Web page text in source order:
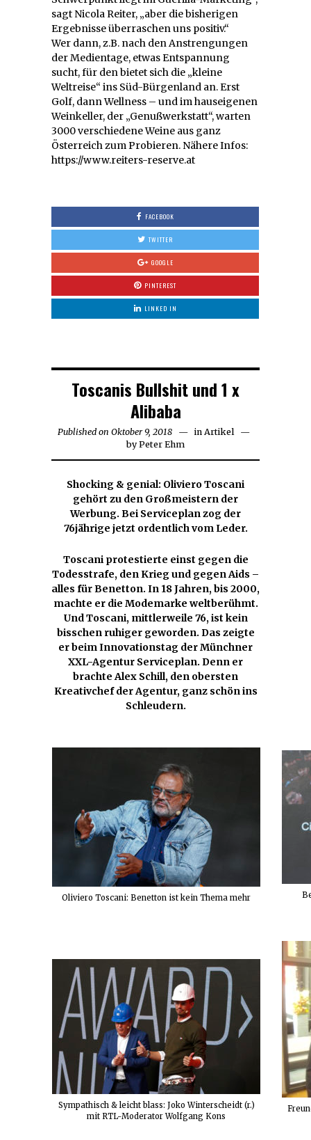
sagt Nicola Reiter, „aber die bisherigen
Ergebnisse überraschen uns positiv.“
Wer dann, z.B. nach den Anstrengungen
der Medientage, etwas Entspannung
sucht, für den bietet sich die „kleine
Weltreise“ ins Süd-Bürgenland an. Erst
Golf, dann Wellness – und im hauseigenen
Weinkeller, der „Genußwerkstatt“, warten
3000 verschiedene Weine aus ganz
Österreich zum Probieren. Nähere Infos:
https://www.reiters-reserve.at
FACEBOOK
TWITTER
GOOGLE
PINTEREST
LINKED IN
Toscanis Bullshit und 1 x
Alibaba
Published on Oktober 9, 2018Oktober
29,
2018
in Artikel
byPeter Ehm
Shocking & genial: Oliviero Toscani
gehört zu den Großmeistern der
Werbung. Bei Serviceplan zog der
76jährige jetzt ordentlich vom Leder.
Toscani protestierte einst gegen die
Todesstrafe, den Krieg und gegen Aids –
alles für Benetton. In 18 Jahren, bis 2000,
machte er die Modemarke weltberühmt.
Und Toscani, mittlerweile 76, ist kein
bisschen ruhiger geworden. Das zeigte
er beim Innovationstag der Münchner
XXL-Agentur Serviceplan. Denn er
brachte Alex Schill, den obersten
Kreativchef der Agentur, ganz schön ins
Schleudern.
Oliviero Toscani: Benetton ist kein Thema mehr
Sympathisch & leicht blass: Joko Winterscheidt (r.)
mit RTL-Moderator Wolfgang Kons